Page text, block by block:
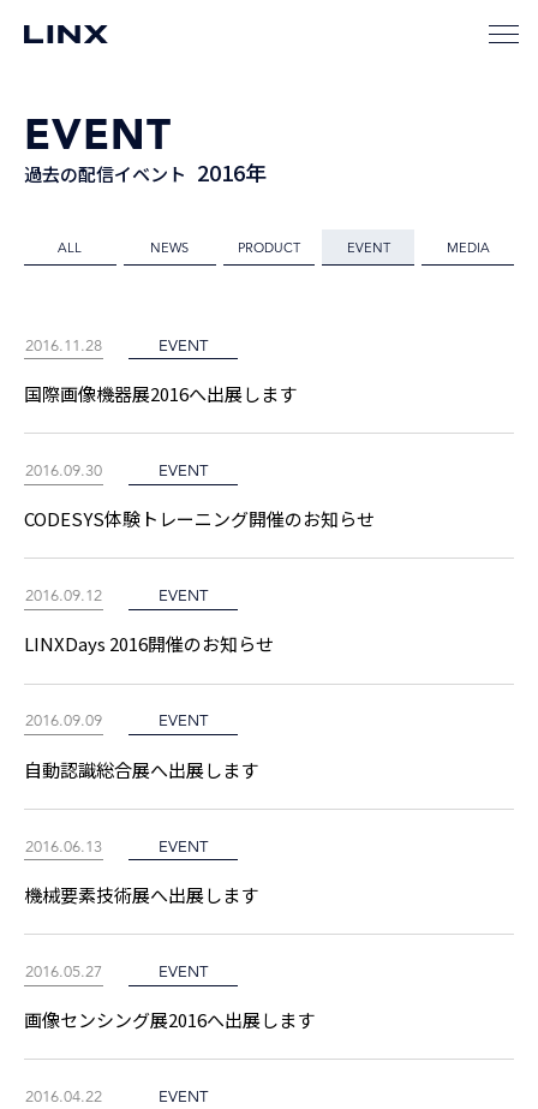
EVENT
過去の配信イベント 2016年
ALL NEWS PRODUCT EVENT MEDIA
2016.11.28 EVENT
国際画像機器展2016へ出展します
2016.09.30 EVENT
CODESYS体験トレーニング開催のお知らせ
2016.09.12 EVENT
LINXDays 2016開催のお知らせ
2016.09.09 EVENT
自動認識総合展へ出展します
2016.06.13 EVENT
機械要素技術展へ出展します
2016.05.27 EVENT
画像センシング展2016へ出展します
2016.04.22 EVENT